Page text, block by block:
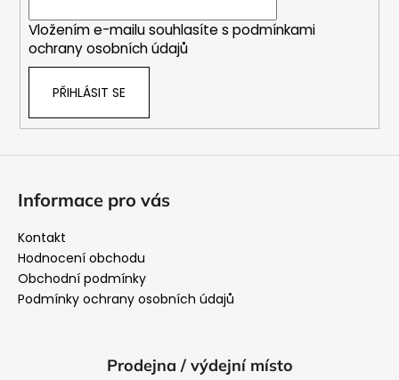
Vložením e-mailu souhlasíte s podmínkami
ochrany osobních údajů
PŘIHLÁSIT SE
Informace pro vás
Kontakt
Hodnocení obchodu
Obchodní podmínky
Podmínky ochrany osobních údajů
Prodejna / výdejní místo